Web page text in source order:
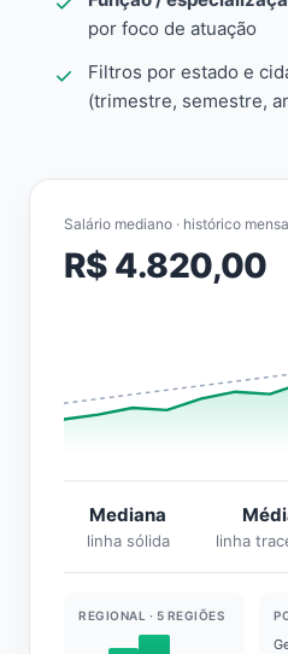
por foco de atuação
Filtros por estado e
(trimestre, semestre,
Salário mediano · histórico
R$ 4.820,00
Mediana
linha sólida linha
REGIONAL · 5 REGIÕES